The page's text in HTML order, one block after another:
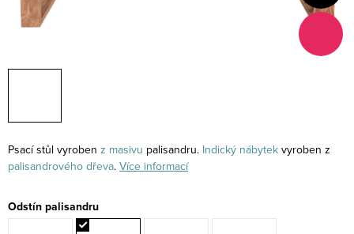
Psací stůl vyroben z masivu palisandru. Indický nábytek vyroben z
palisandrového dřeva. Více informací
Odstín palisandru